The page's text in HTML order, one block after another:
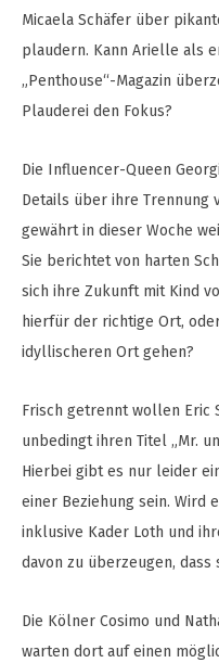
Micaela Schäfer über
plaudern. Kann Arielle als
„Penthouse“-Magazin
Plauderei den Fokus?
Die Influencer-Queen
Details über ihre Trennung
gewährt in dieser Woche
Sie berichtet von harten
sich ihre Zukunft mit Kind
hierfür der richtige Ort,
idyllischeren Ort gehen?
Frisch getrennt wollen Eric
unbedingt ihren Titel „Mr.
Hierbei gibt es nur leider
einer Beziehung sein. Wird
inklusive Kader Loth und
davon zu überzeugen, dass
Die Kölner Cosimo und
warten dort auf einen